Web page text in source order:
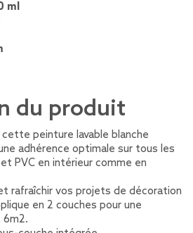
ml
du produit
peinture lavable blanche
adhérence optimale sur tous les
PVC en intérieur comme en
rafraîchir vos projets de décoration
en 2 couches pour une